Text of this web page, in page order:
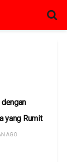
yang Rumit
AGO